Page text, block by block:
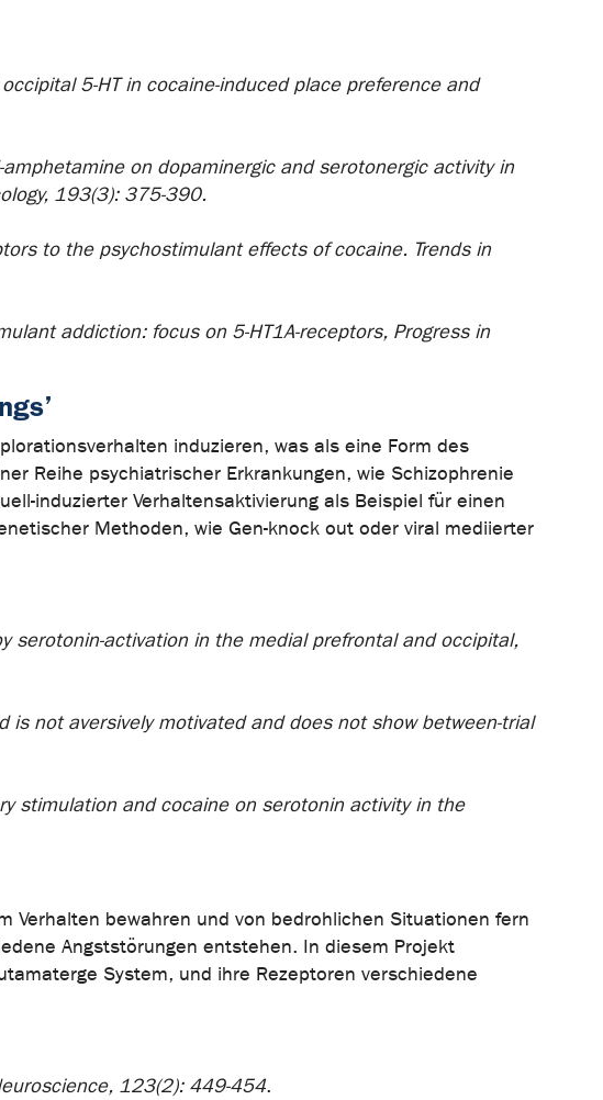
5-HT in cocaine-induced place preference and
amphetamine on dopaminergic and serotonergic activity in
193(3): 375-390.
to the psychostimulant effects of cocaine. Trends in
addiction: focus on 5-HT1A-receptors, Progress in
induzieren, was als eine Form des
Reihe psychiatrischer Erkrankungen, wie Schizophrenie
induzierter Verhaltensaktivierung als Beispiel für einen
Methoden, wie Gen-knock out oder viral mediierter
serotonin-activation in the medial prefrontal and occipital,
is not aversively motivated and does not show between-trial
stimulation and cocaine on serotonin activity in the
bewahren und von bedrohlichen Situationen fern
Angststörungen entstehen. In diesem Projekt
System, und ihre Rezeptoren verschiedene
123(2): 449-454.